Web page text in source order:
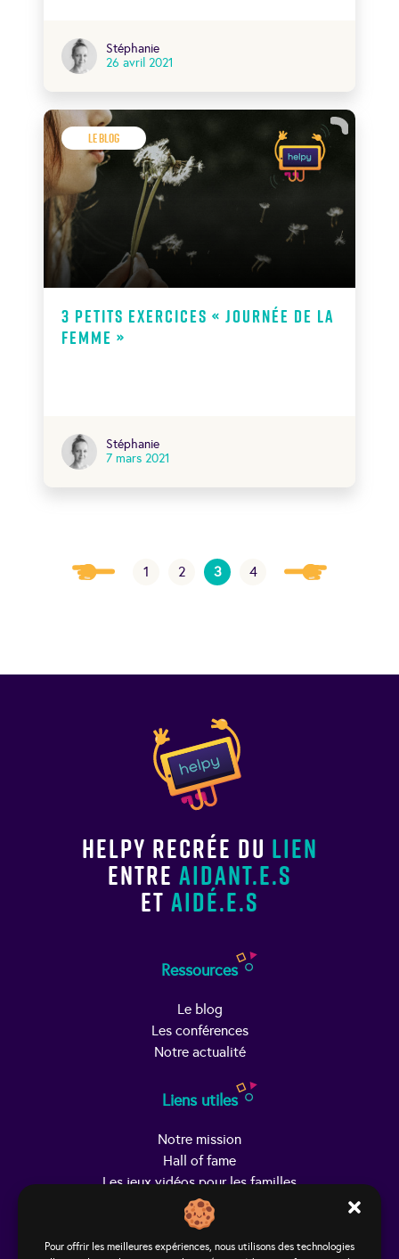
Pour offrir les meilleures expériences, nous utilisons des technologies
Stéphanie
26 avril 2021
Le Blog
3 Petits exercices « Journée de la
Femme »
Stéphanie
7 mars 2021
1 2 3 4
Helpy recrée du lien
entre aidant.e.s
et aidé.e.s
Ressources
Le blog
Les conférences
Notre actualité
Liens utiles
Notre mission
Hall of fame
Les jeux vidéos pour les familles
Trouver Helpy